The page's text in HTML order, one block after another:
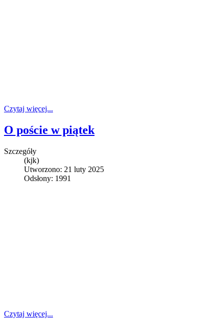
Czytaj więcej...
O poście w piątek
Szczegóły
(kjk)
Utworzono: 21 luty 2025
Odsłony: 1991
Czytaj więcej...